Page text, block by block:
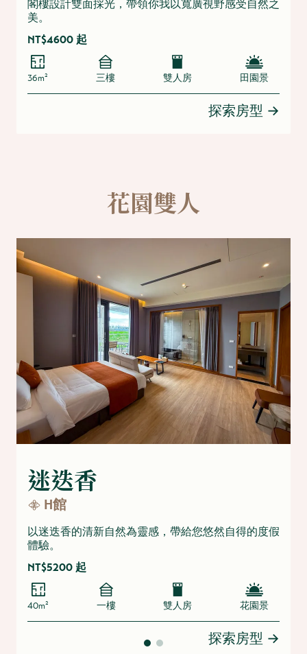
閣樓設計雙面採光，帶領你我以寬廣視野感受自然之
美。
NT$4600 起
36m² 三樓 雙人房 田園景
探索房型 →
花園雙人
迷迭香
H館
以迷迭香的清新自然為靈感，帶給您悠然自得的度假
體驗。
NT$5200 起
40m² 一樓 雙人房 花園景
探索房型 →